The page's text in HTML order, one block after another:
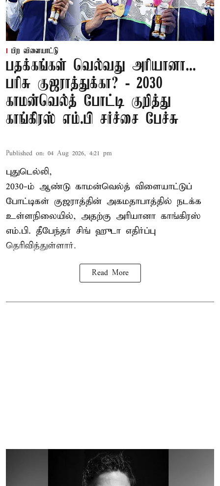
பிற விளையாட்டு
பதக்கங்கள் வெல்வது அரியானா...
பரிசு குஜராத்துக்கா? - 2030
காமன்வெல்த் போட்டி குறித்து
காங்கிரஸ் எம்.பி சர்ச்சை பேச்சு
Published on: 04 Aug 2026, 4:21 pm
புதுடெல்லி,
2030-ம் ஆண்டு காமன்வெல்த் விளையாட்டுப்
போட்டிகள் குஜராத்தின் அகமதாபாத்தில் நடக்க
உள்ளநிலையில், அதற்கு அரியானா காங்கிரஸ்
எம்.பி. தீபேந்தர் சிங் ஹுடா எதிர்ப்பு
தெரிவித்துள்ளார்.
Read More